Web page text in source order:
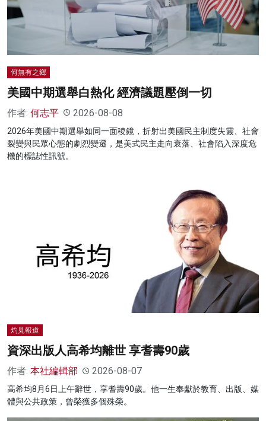
何無有之鄉
美國中期選舉白熱化 經濟議題壓倒一切
作者: 何志平 2026-08-08
2026年美國中期選舉如同一面稜鏡，折射出美國民主制度失靈、社會
裂變與民眾心態的劇烈變遷，是美式民主走向衰落、社會陷入深度危
機的標誌性訊號。
灼見報道
資深出版人高希均離世 享耆壽90歲
作者: 本社編輯部 2026-08-07
高希均8月6日上午辭世，享耆壽90歲。他一生奉獻於教育、出版、媒
體與公共政策，曾榮獲多個殊榮。